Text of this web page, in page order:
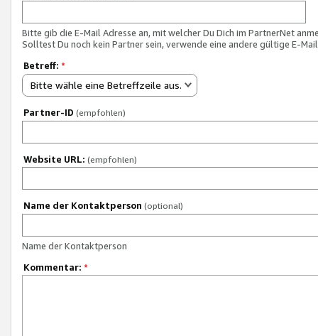
Bitte gib die E-Mail Adresse an, mit welcher Du Dich im PartnerNet
Solltest Du noch kein Partner sein, verwende eine andere gültige E-
Betreff: *
Bitte wähle eine Betreffzeile aus.
Partner-ID (empfohlen)
Website URL: (empfohlen)
Name der Kontaktperson (optional)
Name der Kontaktperson
Kommentar: *